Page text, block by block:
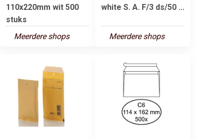
110x220mm wit 500
stuks
Meerdere shops
white S. A. F/3 ds/50 ...
Meerdere shops